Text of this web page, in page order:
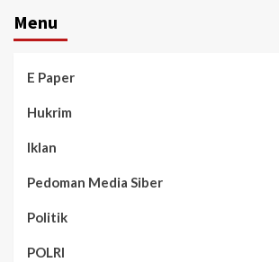
Menu
E Paper
Hukrim
Iklan
Pedoman Media Siber
Politik
POLRI